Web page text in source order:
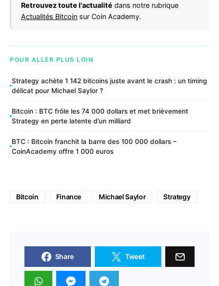
Retrouvez toute l'actualité dans notre rubrique
Actualités Bitcoin sur Coin Academy.
POUR ALLER PLUS LOIN
Strategy achète 1 142 bitcoins juste avant le crash : un timing
délicat pour Michael Saylor ?
Bitcoin : BTC frôle les 74 000 dollars et met brièvement
Strategy en perte latente d’un milliard
BTC : Bitcoin franchit la barre des 100 000 dollars –
CoinAcademy offre 1 000 euros
Bitcoin Finance Michael Saylor Strategy
Share Tweet